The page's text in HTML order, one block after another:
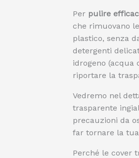
Per pulire
che rimuovano
plastico, senza
detergenti
idrogeno (acqua
riportare la
Vedremo nel
trasparente
precauzioni da
far tornare la
Perché le cover